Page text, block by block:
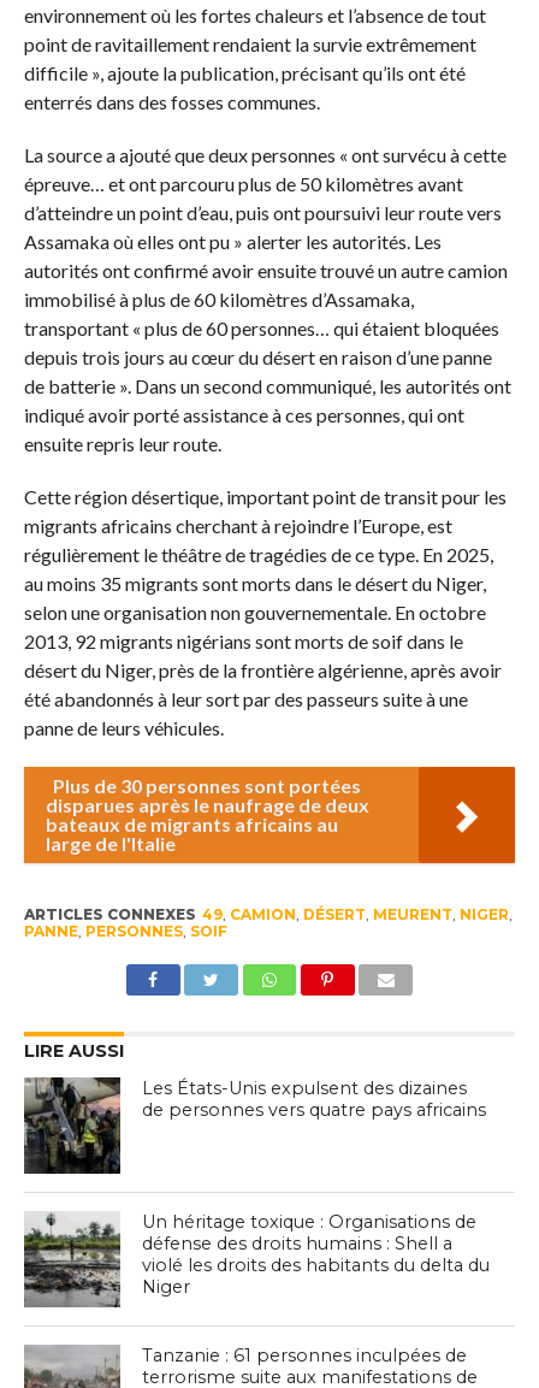
environnement où les fortes chaleurs et l’absence de tout
point de ravitaillement rendaient la survie extrêmement
difficile », ajoute la publication, précisant qu’ils ont été
enterrés dans des fosses communes.
La source a ajouté que deux personnes « ont survécu à cette
épreuve… et ont parcouru plus de 50 kilomètres avant
d’atteindre un point d’eau, puis ont poursuivi leur route vers
Assamaka où elles ont pu » alerter les autorités. Les
autorités ont confirmé avoir ensuite trouvé un autre camion
immobilisé à plus de 60 kilomètres d’Assamaka,
transportant « plus de 60 personnes… qui étaient bloquées
depuis trois jours au cœur du désert en raison d’une panne
de batterie ». Dans un second communiqué, les autorités ont
indiqué avoir porté assistance à ces personnes, qui ont
ensuite repris leur route.
Cette région désertique, important point de transit pour les
migrants africains cherchant à rejoindre l’Europe, est
régulièrement le théâtre de tragédies de ce type. En 2025,
au moins 35 migrants sont morts dans le désert du Niger,
selon une organisation non gouvernementale. En octobre
2013, 92 migrants nigérians sont morts de soif dans le
désert du Niger, près de la frontière algérienne, après avoir
été abandonnés à leur sort par des passeurs suite à une
panne de leurs véhicules.
Plus de 30 personnes sont portées
disparues après le naufrage de deux
bateaux de migrants africains au
large de l'Italie
ARTICLES CONNEXES 49, CAMION, DÉSERT, MEURENT, NIGER,
PANNE, PERSONNES, SOIF
LIRE AUSSI
Les États-Unis expulsent des dizaines
de personnes vers quatre pays africains
Un héritage toxique : Organisations de
défense des droits humains : Shell a
violé les droits des habitants du delta du
Niger
Tanzanie : 61 personnes inculpées de
terrorisme suite aux manifestations de